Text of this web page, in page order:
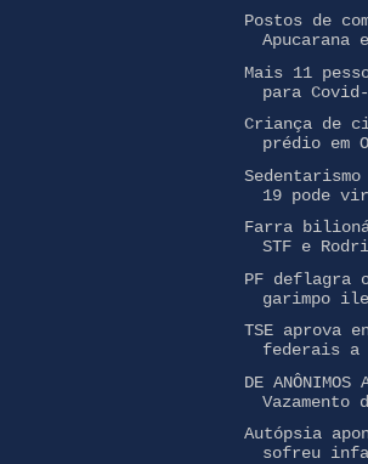
Postos de
Apucarana
Mais 11
para
Criança de
prédio em
19 pode
Farra
STF e
PF deflagra
garimpo
TSE aprova
federais a
DE ANÔNIMOS
Autópsia
sofreu